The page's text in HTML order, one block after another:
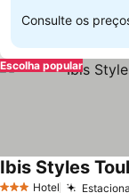
Consulte os
Escolha popular
Hotel
Ibis Styles